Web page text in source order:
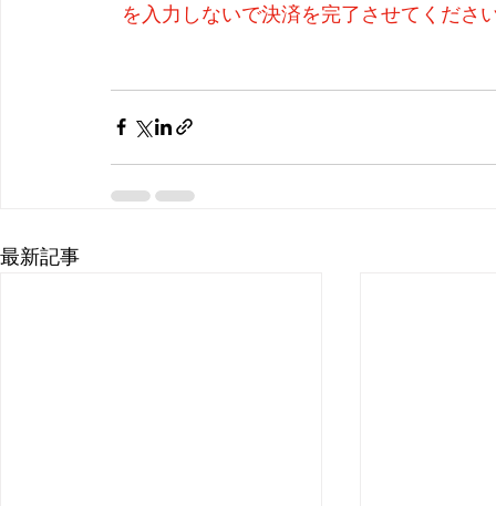
を入力しないで決済を完了させてくださ
最新記事